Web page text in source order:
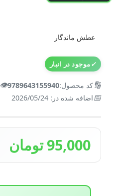
عطش ماندگار
✓موجود در انبار
🔢کد محصول:9789643155940
👁️
📅اضافه شده در: 2026/05/24
95,000 تومان